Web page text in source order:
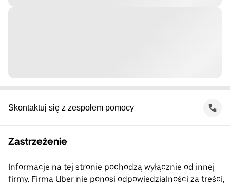
Skontaktuj się z zespołem pomocy
Zastrzeżenie
Informacje na tej stronie pochodzą wyłącznie od innej
firmy. Firma Uber nie ponosi odpowiedzialności za treści,